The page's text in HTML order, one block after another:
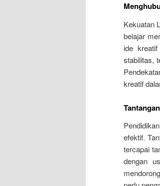
Kekuatan
belajar
ide
stabilitas,
kreatif
efektif.
tercapai
dengan